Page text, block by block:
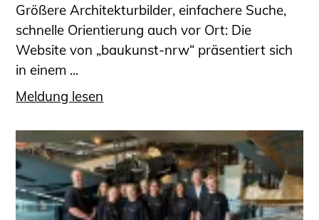
Größere Architekturbilder, einfachere Suche,
schnelle Orientierung auch vor Ort: Die
Website von „baukunst-nrw“ präsentiert sich
in einem ...
Meldung lesen